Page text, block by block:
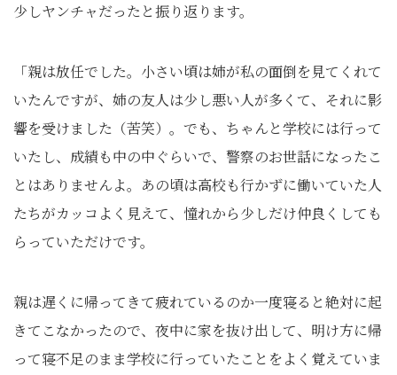
少しヤンチャだったと振り返ります。
「親は放任でした。小さい頃は姉が私の面倒を見てくれて
いたんですが、姉の友人は少し悪い人が多くて、それに影
響を受けました（苦笑）。でも、ちゃんと学校には行って
いたし、成績も中の中ぐらいで、警察のお世話になったこ
とはありませんよ。あの頃は高校も行かずに働いていた人
たちがカッコよく見えて、憧れから少しだけ仲良くしても
らっていただけです。
親は遅くに帰ってきて疲れているのか一度寝ると絶対に起
きてこなかったので、夜中に家を抜け出して、明け方に帰
って寝不足のまま学校に行っていたことをよく覚えていま